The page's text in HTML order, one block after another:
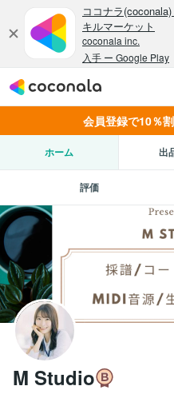
会員登録で10％
ホーム 出
評価
M Studio